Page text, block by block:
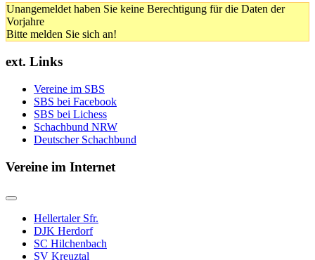
Unangemeldet haben Sie keine Berechtigung für die Daten der
Vorjahre
Bitte melden Sie sich an!
ext. Links
Vereine im SBS
SBS bei Facebook
SBS bei Lichess
Schachbund NRW
Deutscher Schachbund
Vereine im Internet
Hellertaler Sfr.
DJK Herdorf
SC Hilchenbach
SV Kreuztal